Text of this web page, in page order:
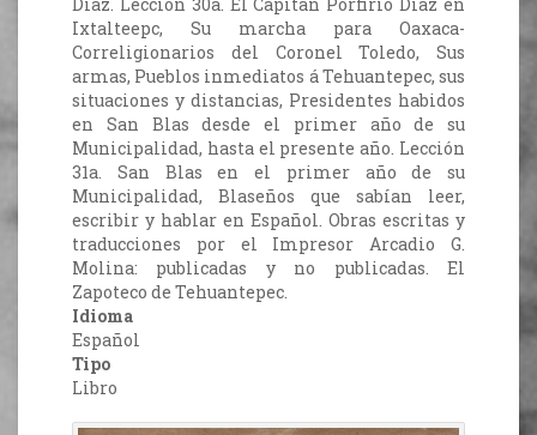
Díaz. Lección 30a. El Capitán Porfirio Díaz en
Ixtalteepc, Su marcha para Oaxaca-
Correligionarios del Coronel Toledo, Sus
armas, Pueblos inmediatos á Tehuantepec, sus
situaciones y distancias, Presidentes habidos
en San Blas desde el primer año de su
Municipalidad, hasta el presente año. Lección
31a. San Blas en el primer año de su
Municipalidad, Blaseños que sabían leer,
escribir y hablar en Español. Obras escritas y
traducciones por el Impresor Arcadio G.
Molina: publicadas y no publicadas. El
Zapoteco de Tehuantepec.
Idioma
Español
Tipo
Libro